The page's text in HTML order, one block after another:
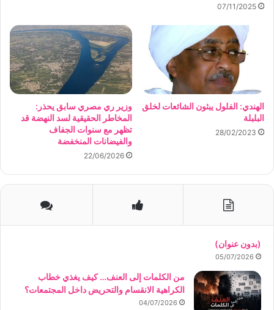
07/11/2025
الهندي: الفلول يبثون الشائعات لخلق
البلبلة
28/02/2023
وزير ري مصري سابق يحذر:
المخاطر الحقيقية لسد النهضة قد
تظهر مع سنوات الجفاف
والفيضانات المنخفضة
22/06/2026
(بدون عنوان)
05/07/2026
من الكلمات إلى العنف… كيف يغذي خطاب
الكراهية الانقسام والتحريض داخل المجتمعات؟
04/07/2026